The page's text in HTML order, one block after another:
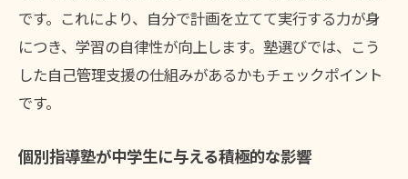
です。これにより、自分で計画を立てて実行する力が身
につき、学習の自律性が向上します。塾選びでは、こう
した自己管理支援の仕組みがあるかもチェックポイント
です。
個別指導塾が中学生に与える積極的な影響